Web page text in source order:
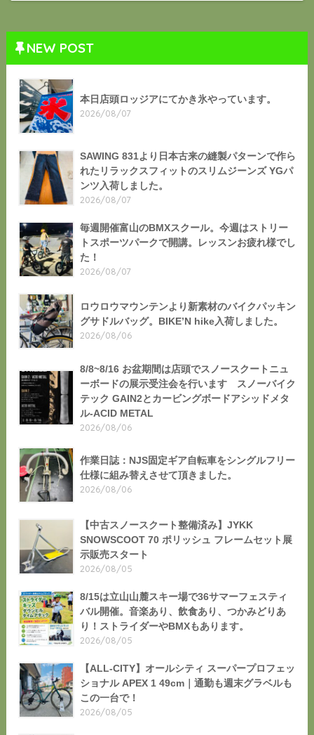
NEW POST
本日店頭ロッジアにてかき氷やっています。
2026/08/07
SAWING 831より日本古来の縫製パターンで作ら
れたリラックスフィットのスリムジーンズ YGパ
ンツ入荷しました。
2026/08/07
毎週開催富山のBMXスクール。今週はストリー
トスポーツパークで開講。レッスンお疲れ様でし
た！
2026/08/07
ロウロウマウンテンより新素材のバイクパッキン
グサドルバッグ。BIKE’N hike入荷しました。
2026/08/06
8/8~8/16 お盆期間は店頭でスノースクートニュ
ーボードの展示受注会を行います スノーバイク
テック GAIN2とカービングボードアシッドメタ
ル-ACID METAL
2026/08/06
作業日誌：NJS固定ギア自転車をシングルフリー
仕様に組み替えさせて頂きました。
2026/08/06
【中古スノースクート整備済み】JYKK
SNOWSCOOT 70 ポリッシュ フレームセット展
示販売スタート
2026/08/05
8/15は立山山麓スキー場で36サマーフェスティ
バル開催。音楽あり、飲食あり、つかみどりあ
り！ストライダーやBMXもあります。
2026/08/05
【ALL-CITY】オールシティ スーパープロフェッ
ショナル APEX 1 49cm｜通勤も週末グラベルも
この一台で！
2026/08/05